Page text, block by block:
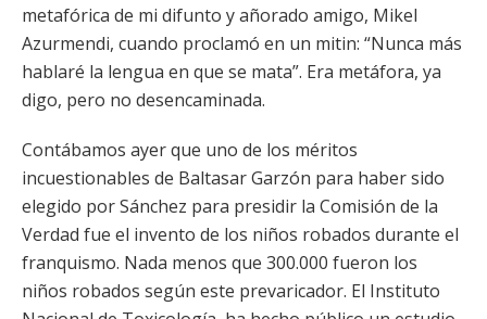
metafórica de mi difunto y añorado amigo, Mikel
Azurmendi, cuando proclamó en un mitin: “Nunca más
hablaré la lengua en que se mata”. Era metáfora, ya
digo, pero no desencaminada.
Contábamos ayer que uno de los méritos
incuestionables de Baltasar Garzón para haber sido
elegido por Sánchez para presidir la Comisión de la
Verdad fue el invento de los niños robados durante el
franquismo. Nada menos que 300.000 fueron los
niños robados según este prevaricador. El Instituto